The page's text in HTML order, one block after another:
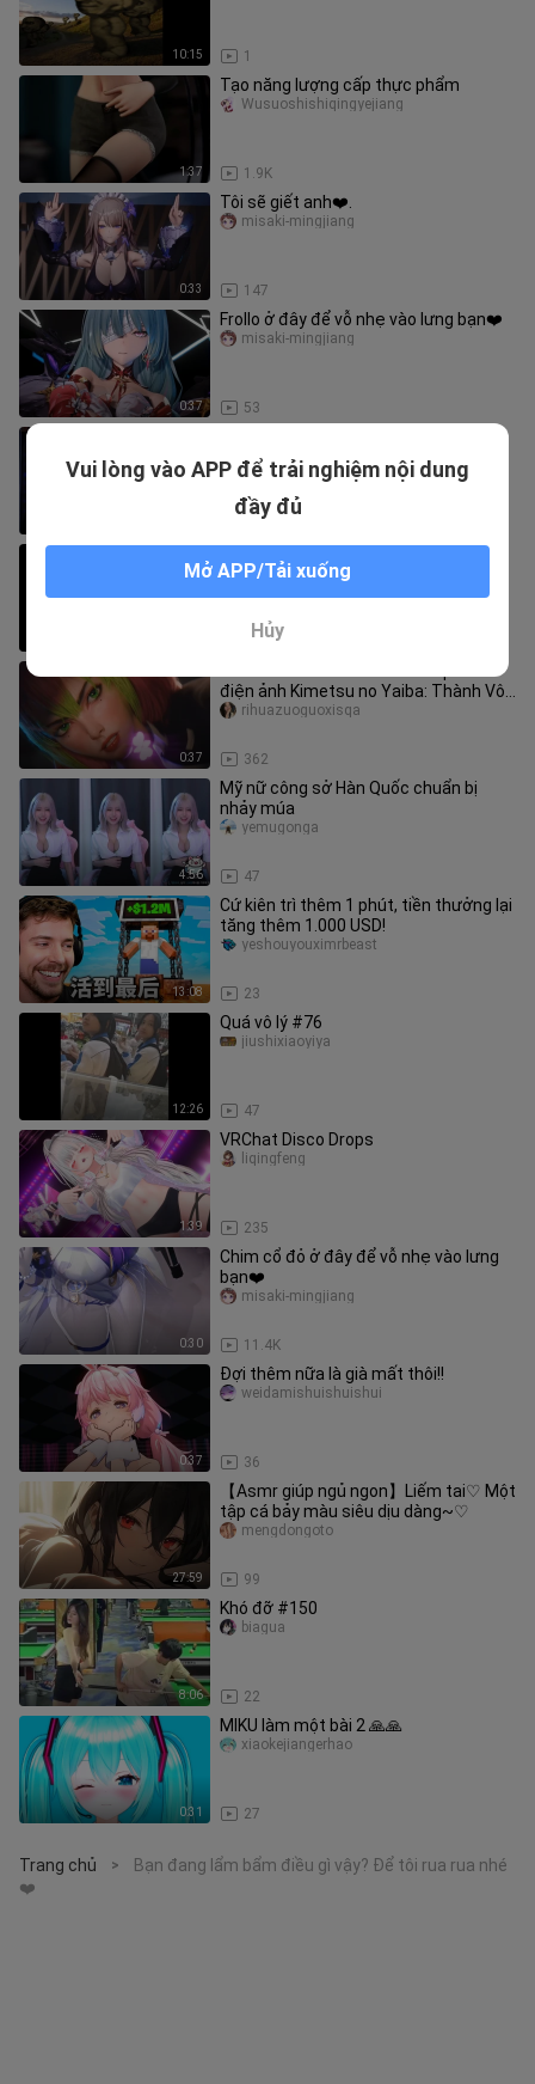
10:15 1
1:37
Tạo năng lượng cấp thực phẩm
1.9K
Wusuoshishiqingyejiang
0:33
Tôi sẽ giết anh❤️.
147
misaki-mingjiang
0:37
Frollo ở đây để vỗ nhẹ vào lưng bạn❤️
53
misaki-mingjiang
misaki-mingjiang
Đây chính là “sự ân cần” trong truyền
thuyết sao!?
49
0:37
điện ảnh Kimetsu no Yaiba: Thành Vô
Tận của các tác giả fan‑made, tu
362
rihuazuoguoxisqa
4:56
Mỹ nữ công sở Hàn Quốc chuẩn bị
nhảy múa
47
yemugonga
13:08
Cứ kiên trì thêm 1 phút, tiền thưởng lại
tăng thêm 1.000 USD!
23
yeshouyouximrbeast
12:26
Quá vô lý #76
47
jiushixiaoyiya
1:39
VRChat Disco Drops
235
liqingfeng
0:30
Chim cổ đỏ ở đây để vỗ nhẹ vào lưng
bạn❤️
11.4K
misaki-mingjiang
0:37
Đợi thêm nữa là già mất thôi!!
36
weidamishuishuishui
27:59
【Asmr giúp ngủ ngon】Liếm tai♡ Một
tập cá bảy màu siêu dịu dàng~♡
99
mengdongoto
8:06
Khó đỡ #150
22
biagua
0:31
MIKU làm một bài 2 🙏🙏
27
xiaokejiangerhao
Trang chủ >
Bạn đang lẩm bẩm điều gì vậy? Để tôi rua rua nhé
❤️
Vui lòng vào APP để trải nghiệm nội dung
đầy đủ
Mở APP/Tải xuống
Hủy